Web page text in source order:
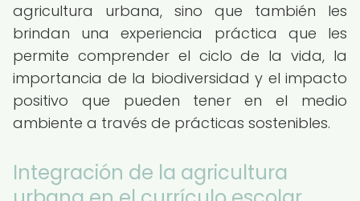
agricultura urbana, sino que también les
brindan una experiencia práctica que les
permite comprender el ciclo de la vida, la
importancia de la biodiversidad y el impacto
positivo que pueden tener en el medio
ambiente a través de prácticas sostenibles.
Integración de la agricultura